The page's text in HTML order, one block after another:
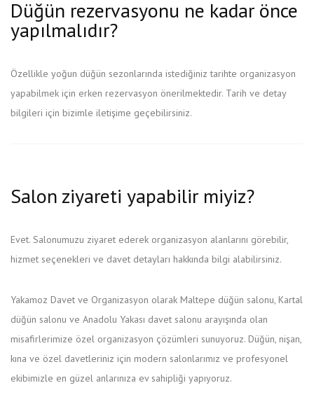
Düğün rezervasyonu ne kadar önce
yapılmalıdır?
Özellikle yoğun düğün sezonlarında istediğiniz tarihte organizasyon
yapabilmek için erken rezervasyon önerilmektedir. Tarih ve detay
bilgileri için bizimle iletişime geçebilirsiniz.
Salon ziyareti yapabilir miyiz?
Evet. Salonumuzu ziyaret ederek organizasyon alanlarını görebilir,
hizmet seçenekleri ve davet detayları hakkında bilgi alabilirsiniz.
Yakamoz Davet ve Organizasyon olarak Maltepe düğün salonu, Kartal
düğün salonu ve Anadolu Yakası davet salonu arayışında olan
misafirlerimize özel organizasyon çözümleri sunuyoruz. Düğün, nişan,
kına ve özel davetleriniz için modern salonlarımız ve profesyonel
ekibimizle en güzel anlarınıza ev sahipliği yapıyoruz.